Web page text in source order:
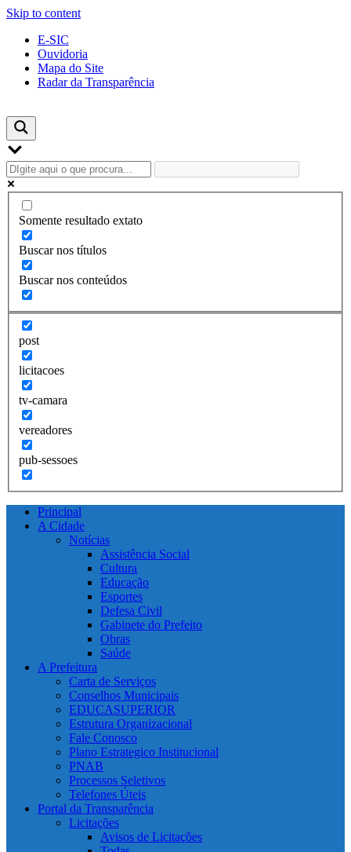
Skip to content
E-SIC
Ouvidoria
Mapa do Site
Radar da Transparência
Somente resultado extato
Buscar nos títulos
Buscar nos conteúdos
post
licitacoes
tv-camara
vereadores
pub-sessoes
Principal
A Cidade
Notícias
Assistência Social
Cultura
Educação
Esportes
Defesa Civil
Gabinete do Prefeito
Obras
Saúde
A Prefeitura
Carta de Serviços
Conselhos Municipais
EDUCASUPERIOR
Estrutura Organizacional
Fale Conosco
Plano Estrategico Institucional
PNAB
Processos Seletivos
Telefones Úteis
Portal da Transparência
Licitações
Avisos de Licitações